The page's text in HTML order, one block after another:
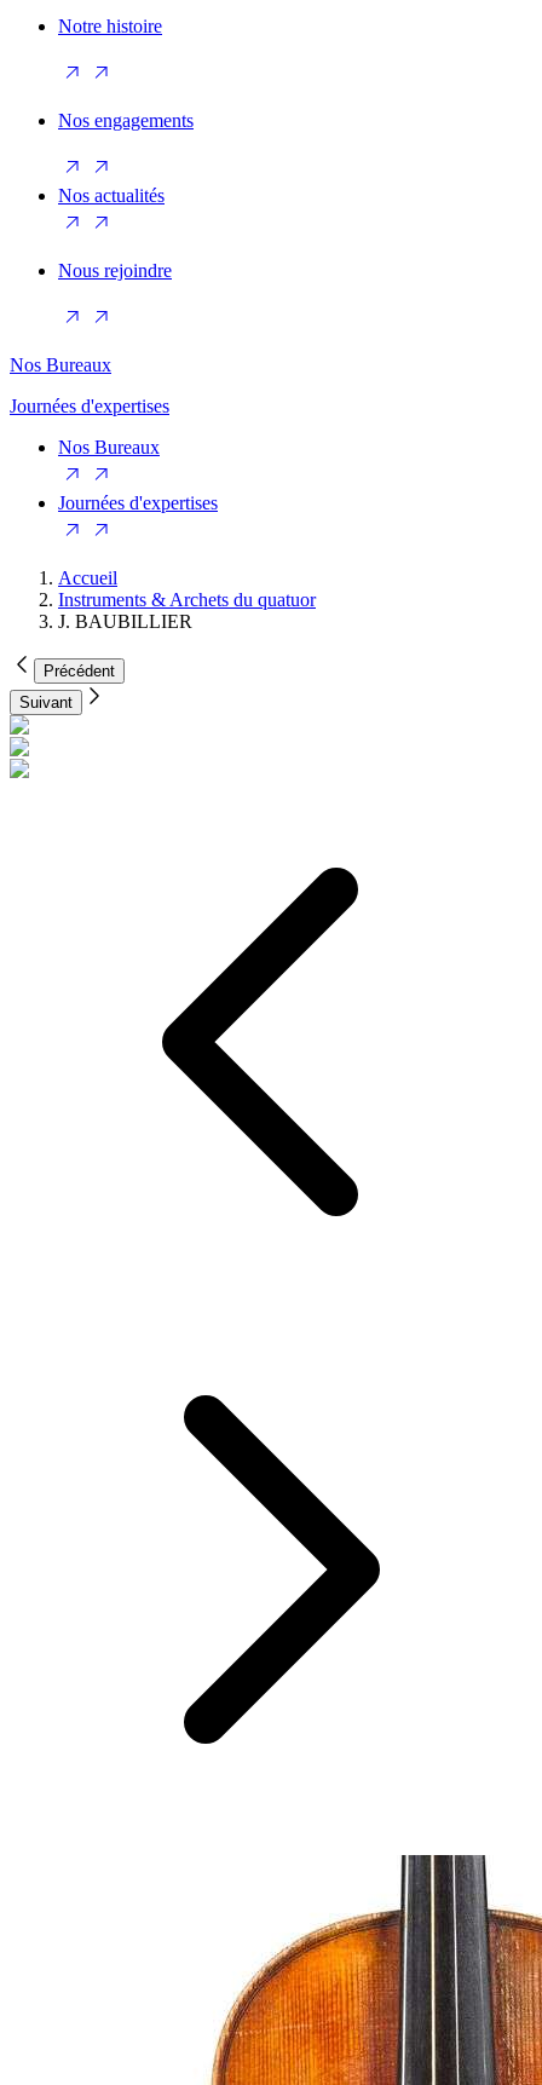
Notre histoire
Nos engagements
Nos actualités
Nous rejoindre
Nos Bureaux
Journées d'expertises
Nos Bureaux
Journées d'expertises
Accueil
Instruments & Archets du quatuor
J. BAUBILLIER
Précédent
Suivant